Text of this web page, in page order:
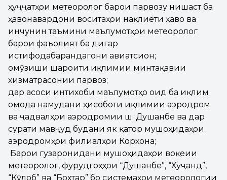
ҳуҷҷатҳои метеорологӣ барои парвозу нишаст ба
ҳавонавардони воситаҳои нақлиёти ҳавоӣ ва
инчунин таъмини маълумотҳои метеорологӣ
барои фаъолият ба дигар
истифодабарандагони авиатсионӣ;
омӯзиши шароити иқлимии минтақавии
хизматрасонии парвозӣ;
дар асоси интихоби маълумотҳо оид ба иқлим
омода намудани ҳисоботи иқлимии аэродромӣ
ва ҷадвалҳои аэродромии ш. Душанбе ва дар
сурати мавҷуд будани як қатор мушоҳидаҳои
аэродромҳои филиалҳои Корхона;
Барои гузаронидани мушоҳидаҳои воқеии
метеорологӣ, фурудгоҳҳои “Душанбе”, “Хуҷанд”,
“Кӯлоб” ва “Бохтар” бо системаҳои метеорологии